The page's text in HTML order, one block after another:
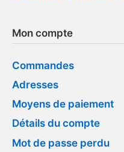
Mon compte
Commandes
Adresses
Moyens de paiement
Détails du compte
Mot de passe perdu